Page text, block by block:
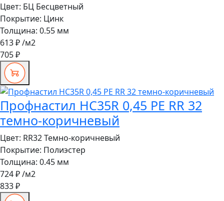
Цвет: БЦ Бесцветный
Покрытие: Цинк
Толщина: 0.55 мм
613 ₽/м2
705 ₽
Профнастил HC35R 0,45 PE RR 32
темно-коричневый
Цвет: RR32 Темно-коричневый
Покрытие: Полиэстер
Толщина: 0.45 мм
724 ₽/м2
833 ₽